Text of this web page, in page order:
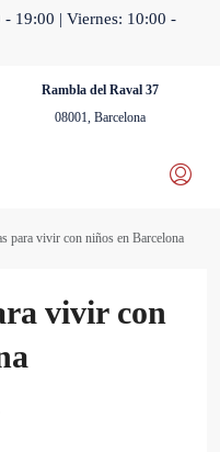
19:00 | Viernes: 10:00 -
Rambla del Raval 37
08001, Barcelona
para vivir con niños en Barcelona
vivir con